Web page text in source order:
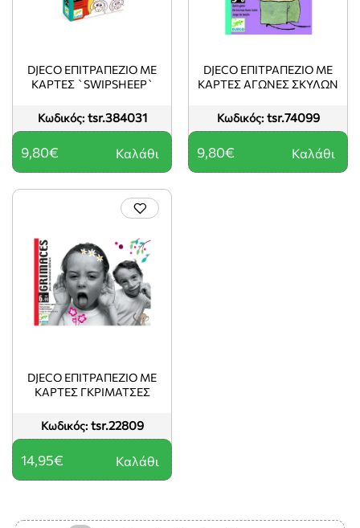
Κωδικός: tsr.384031
DJECO ΕΠΙΤΡΑΠΈΖΙΟ ΜΕ
ΚΆΡΤΕΣ `SWIPSHEEP`
9,80€ Καλάθι
Κωδικός: tsr.74099
DJECO ΕΠΙΤΡΑΠΈΖΙΟ ΜΕ
ΚΆΡΤΕΣ ΑΓΏΝΕΣ ΣΚΎΛΩΝ
9,80€ Καλάθι
Κωδικός: tsr.22809
DJECO ΕΠΙΤΡΑΠΈΖΙΟ ΜΕ
ΚΆΡΤΕΣ ΓΚΡΙΜΆΤΣΕΣ
14,95€ Καλάθι